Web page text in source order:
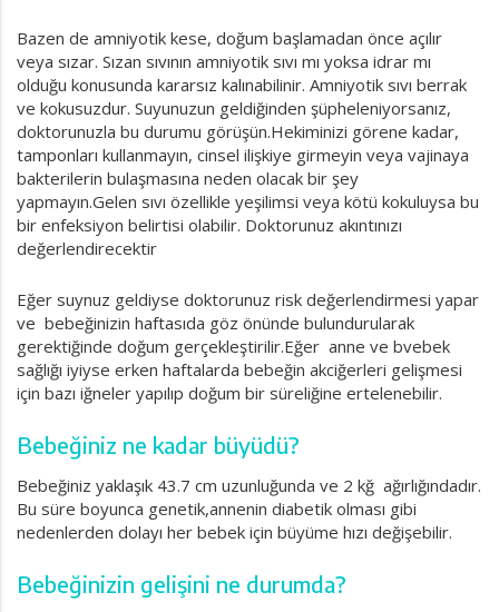
Bazen de amniyotik kese, doğum başlamadan önce açılır
veya sızar. Sızan sıvının amniyotik sıvı mı yoksa idrar mı
olduğu konusunda kararsız kalınabilinir. Amniyotik sıvı berrak
ve kokusuzdur. Suyunuzun geldiğinden şüpheleniyorsanız,
doktorunuzla bu durumu görüşün.Hekiminizi görene kadar,
tamponları kullanmayın, cinsel ilişkiye girmeyin veya vajinaya
bakterilerin bulaşmasına neden olacak bir şey
yapmayın.Gelen sıvı özellikle yeşilimsi veya kötü kokuluysa bu
bir enfeksiyon belirtisi olabilir. Doktorunuz akıntınızı
değerlendirecektir
Eğer suynuz geldiyse doktorunuz risk değerlendirmesi yapar
ve bebeğinizin haftasıda göz önünde bulundurularak
gerektiğinde doğum gerçekleştirilir.Eğer anne ve bvebek
sağlığı iyiyse erken haftalarda bebeğin akciğerleri gelişmesi
için bazı iğneler yapılıp doğum bir süreliğine ertelenebilir.
Bebeğiniz ne kadar büyüdü?
Bebeğiniz yaklaşık 43.7 cm uzunluğunda ve 2 kğ ağırlığındadır.
Bu süre boyunca genetik,annenin diabetik olması gibi
nedenlerden dolayı her bebek için büyüme hızı değişebilir.
Bebeğinizin gelişini ne durumda?